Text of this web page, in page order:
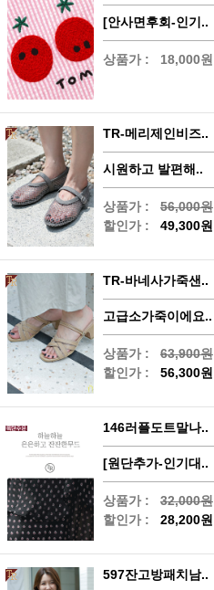
[안사면후회-인기..
상품가 : 18,000원
TR-메리제인비즈..
시원하고 발편해..
상품가 : 56,000원
할인가 : 49,300원
TR-바네사가죽샌..
고급소가죽이에요..
상품가 : 63,900원
할인가 : 56,300원
146러플도트말나..
[원단추가-인기대..
상품가 : 32,000원
할인가 : 28,200원
597잔고방패치남..